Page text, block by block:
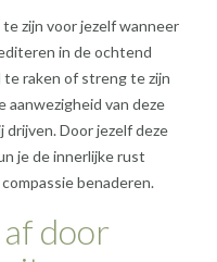
zijn voor jezelf wanneer
in de ochtend
raken of streng te zijn
aanwezigheid van deze
drijven. Door jezelf deze
je de innerlijke rust
benaderen.
door